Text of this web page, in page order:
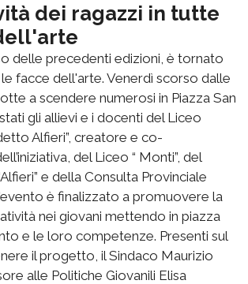
dei ragazzi in tutte
delle precedenti edizioni, è tornato
facce dell'arte. Venerdì scorso dalle
a scendere numerosi in Piazza San
gli allievi e i docenti del Liceo
Alfieri”, creatore e co-
del Liceo “ Monti”, del
e della Consulta Provinciale
è finalizzato a promuovere la
nei giovani mettendo in piazza
e le loro competenze. Presenti sul
il progetto, il Sindaco Maurizio
alle Politiche Giovanili Elisa